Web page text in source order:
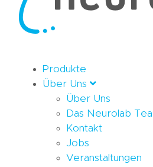
Produkte
Über Uns
Über Uns
Das Neurolab
Kontakt
Jobs
Veranstaltungen